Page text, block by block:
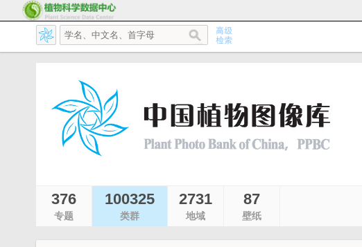
376
专题
100325
类群
2731
地域
87
壁纸